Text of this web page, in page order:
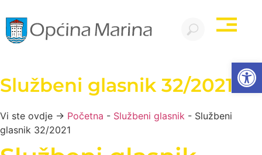
Službeni glasnik 32/2021
Vi ste ovdje → Početna - Službeni glasnik - Službeni
glasnik 32/2021